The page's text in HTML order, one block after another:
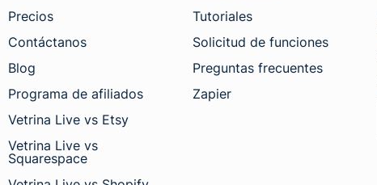
Precios
Contáctanos
Blog
Programa de afiliados
Vetrina Live vs Etsy
Vetrina Live vs
Squarespace
Tutoriales
Solicitud de funciones
Preguntas frecuentes
Zapier